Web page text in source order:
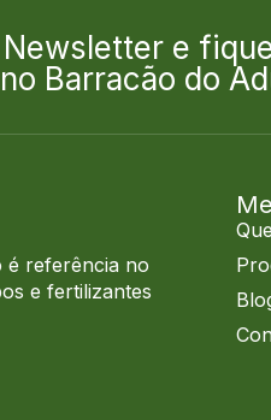
e
Barracão do
é referência no
e fertilizantes